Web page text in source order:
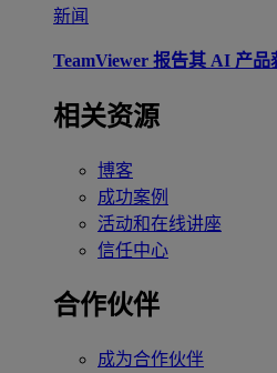
新闻
TeamViewer 报告其 AI 产品
相关资源
博客
成功案例
活动和在线讲座
信任中心
合作伙伴
成为合作伙伴